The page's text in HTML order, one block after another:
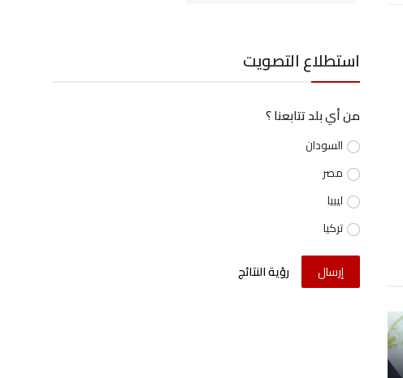
استطلاع التصويت
من أي بلد تتابعنا ؟
السودان
مصر
ليبيا
تركيا
إرسال رؤية النتائج